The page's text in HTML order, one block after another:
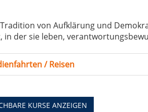
von Aufklärung und
der sie leben,
/ Reisen
KURSE ANZEIGEN